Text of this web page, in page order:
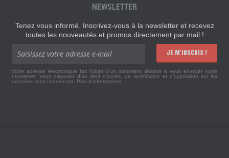
NEWSLETTER
Tenez vous informé. Inscrivez-vous à la newsletter et recevez
toutes les nouveautés et promos directement par mail !
JE M'INSCRIS !
Votre adresse électronique fait l'objet d'un traitement destiné à vous envoyer notre
newsletter. Vous disposez d'un droit d'accès, de rectification et d'opposition sur les
données vous concernant. Plus d'informations